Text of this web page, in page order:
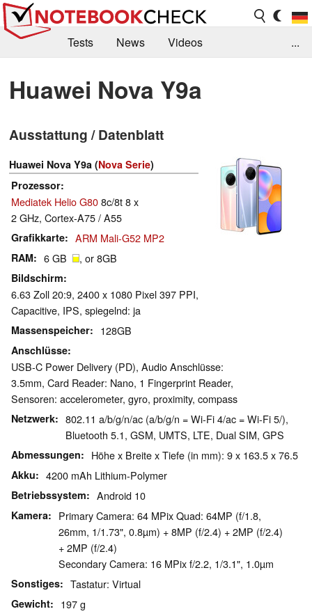
Tests News
Videos
Kaufberatung
Deals Suche
Forum
...
Huawei Nova Y9a
Ausstattung / Datenblatt
Huawei Nova Y9a (Nova Serie)
Prozessor
Mediatek Helio G808c/8t 8 x
2 GHz, Cortex-A75 / A55
Grafikkarte ARM Mali-G52 MP2
RAM 6 GB , or 8GB
Bildschirm
6.63 Zoll 20:9, 2400 x 1080 Pixel 397 PPI,
Capacitive, IPS, spiegelnd: ja
Massenspeicher 128GB
Anschlüsse
USB-C Power Delivery (PD), Audio Anschlüsse:
3.5mm, Card Reader: Nano, 1 Fingerprint Reader,
Sensoren: accelerometer, gyro, proximity, compass
Netzwerk
802.11 a/b/g/n/ac (a/b/g/n = Wi-Fi 4/ac = Wi-Fi 5/),
Bluetooth 5.1, GSM, UMTS, LTE, Dual SIM, GPS
Abmessungen Höhe x Breite x Tiefe (in mm): 9 x 163.5 x 76.5
Akku 4200 mAh Lithium-Polymer
Betriebssystem Android 10
Kamera
Primary Camera: 64 MPix Quad: 64MP (f/1.8,
26mm, 1/1.73", 0.8µm) + 8MP (f/2.4) + 2MP (f/2.4)
+ 2MP (f/2.4)
Secondary Camera: 16 MPix f/2.2, 1/3.1", 1.0µm
Sonstiges Tastatur: Virtual
Gewicht 197 g